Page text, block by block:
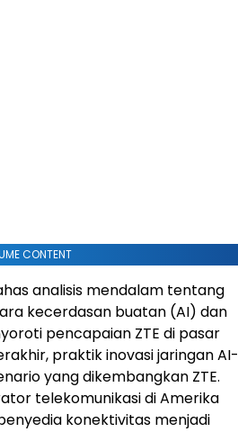
CONTENT
analisis mendalam tentang
kecerdasan buatan (AI) dan
pencapaian ZTE di pasar
praktik inovasi jaringan AI-
yang dikembangkan ZTE.
telekomunikasi di Amerika
konektivitas menjadi